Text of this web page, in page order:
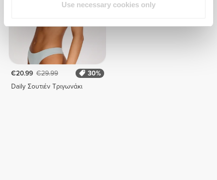
Use necessary cookies only
€20.99 €29.99
30%
Daily Σουτιέν Τριγωνάκι